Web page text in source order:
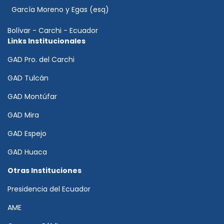
García Moreno y Egas (esq)
Bolívar - Carchi - Ecuador
Links Institucionales
GAD Pro. del Carchi
GAD Tulcán
GAD Montúfar
GAD Mira
GAD Espejo
GAD Huaca
Otras Instituciones
Presidencia del Ecuador
AME